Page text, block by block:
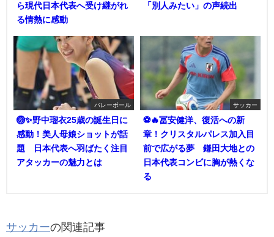
ら現代日本代表へ受け継がれ
る情熱に感動
「別人みたい」の声続出
バレーボール
🏐✨野中瑠衣25歳の誕生日に
感動！美人母娘ショットが話
題 日本代表へ羽ばたく注目
アタッカーの魅力とは
サッカー
⚽🔥冨安健洋、復活への新
章！クリスタルパレス加入目
前で広がる夢 鎌田大地との
日本代表コンビに胸が熱くな
る
サッカーの関連記事